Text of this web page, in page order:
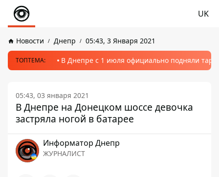
UK
Новости Днепр 05:43, 3 Января 2021
ТОПТЕМА: В Днепре с 1 июля официально подняли
05:43, 03 января 2021
В Днепре на Донецком шоссе девочка
застряла ногой в батарее
Информатор Днепр
ЖУРНАЛИСТ